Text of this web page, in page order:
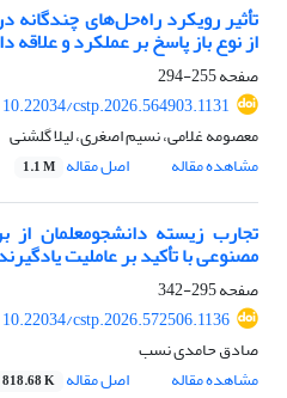
تأثیر رویکرد راه‌حل‌های
از نوع باز پاسخ بر عملکرد و علاقه
صفحه255-294
10.22034/cstp.2026.564903.1131
معصومه غلامی، نسیم اصغری، لیلا گلشنی
مشاهده مقاله
اصل مقاله 1.1 M
تجارب زیسته دانشجومعلمان
مصنوعی با تأکید بر عاملیت
صفحه295-342
10.22034/cstp.2026.572506.1136
صادق حامدی نسب
مشاهده مقاله
اصل مقاله 818.68 K